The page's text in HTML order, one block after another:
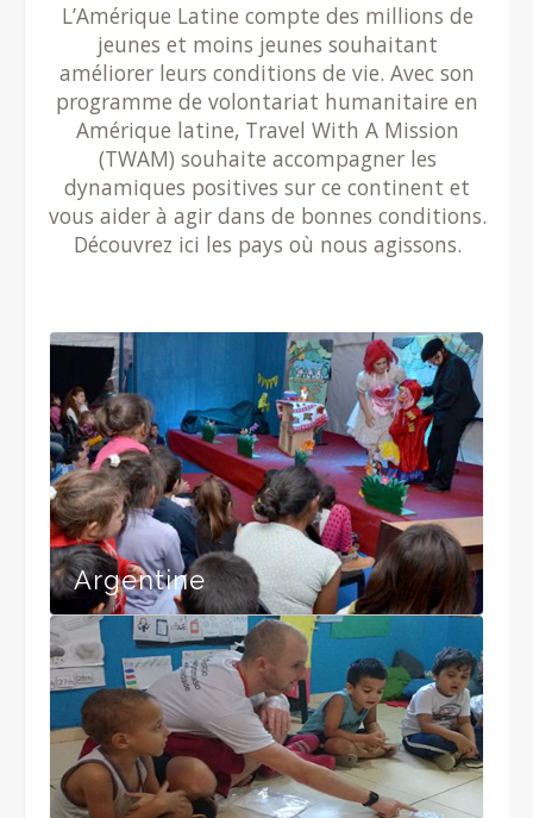
L’Amérique Latine compte des millions de
jeunes et moins jeunes souhaitant
améliorer leurs conditions de vie. Avec son
programme de volontariat humanitaire en
Amérique latine, Travel With A Mission
(TWAM) souhaite accompagner les
dynamiques positives sur ce continent et
vous aider à agir dans de bonnes conditions.
Découvrez ici les pays où nous agissons.
Argentine